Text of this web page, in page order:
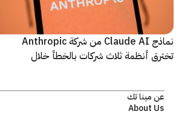
نماذج Claude AI من شركة Anthropic
تخترق أنظمة ثلاث شركات بالخطأ خلال
عن مينا تك
About Us